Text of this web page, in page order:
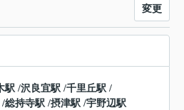
変更
駅 /沢良宜駅 /千里丘駅 /
/総持寺駅 /摂津駅 /宇野辺駅